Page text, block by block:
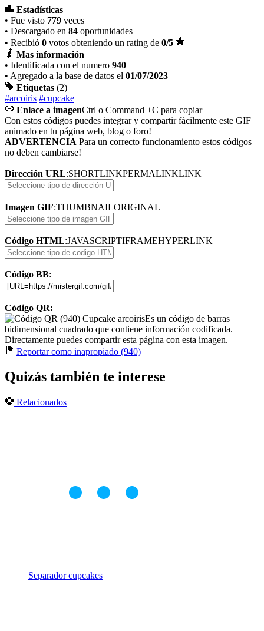
Estadísticas
• Fue visto 779 veces
• Descargado en 84 oportunidades
• Recibió 0 votos obteniendo un rating de 0/5
Mas información
• Identificada con el numero 940
• Agregado a la base de datos el 01/07/2023
Etiquetas (2)
#arcoiris #cupcake
Enlace a imagenCtrl o Command +C para copiar
Con estos códigos puedes integrar y compartir fácilmente este GIF
animado en tu página web, blog o foro!
ADVERTENCIA Para un correcto funcionamiento estos códigos
no deben cambiarse!
Dirección URL:SHORTLINKPERMALINKLINK
Imagen GIF:THUMBNAILORIGINAL
Código HTML:JAVASCRIPTIFRAMEHYPERLINK
Código BB:
Código QR:
Es un código de barras
bidimensional cuadrado que contiene información codificada.
Directamente puedes compartir esta página con esta imagen.
Reportar como inapropiado (940)
Quizás también te interese
Relacionados
Separador cupcakes